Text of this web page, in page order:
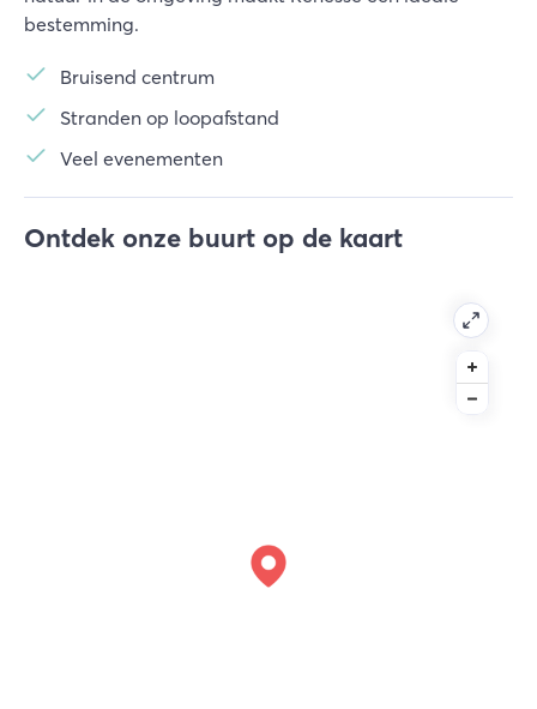
bestemming.
Bruisend centrum
Stranden op loopafstand
Veel evenementen
Ontdek onze buurt op de kaart